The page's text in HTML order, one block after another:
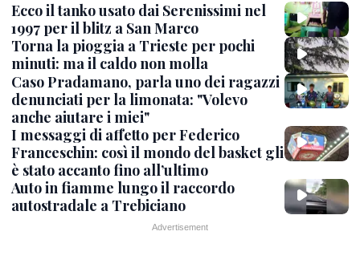
Ecco il tanko usato dai Serenissimi nel
1997 per il blitz a San Marco
Torna la pioggia a Trieste per pochi
minuti: ma il caldo non molla
Caso Pradamano, parla uno dei ragazzi
denunciati per la limonata: "Volevo
anche aiutare i miei"
I messaggi di affetto per Federico
Franceschin: così il mondo del basket gli
è stato accanto fino all’ultimo
Auto in fiamme lungo il raccordo
autostradale a Trebiciano